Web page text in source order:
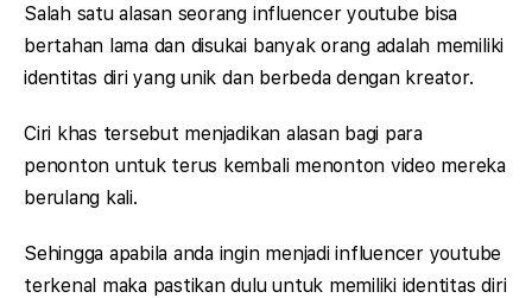
Salah satu alasan seorang influencer youtube bisa
bertahan lama dan disukai banyak orang adalah memiliki
identitas diri yang unik dan berbeda dengan kreator.
Ciri khas tersebut menjadikan alasan bagi para
penonton untuk terus kembali menonton video mereka
berulang kali.
Sehingga apabila anda ingin menjadi influencer youtube
terkenal maka pastikan dulu untuk memiliki identitas diri